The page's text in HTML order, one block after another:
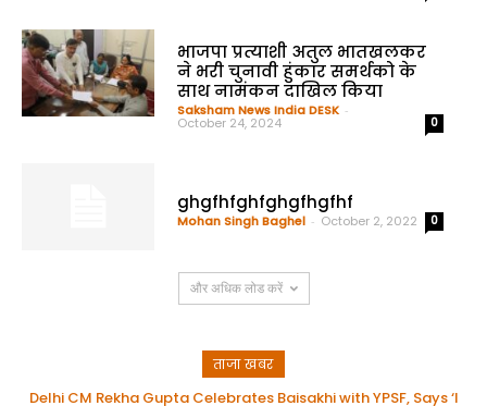
भाजपा प्रत्याशी अतुल भातखलकर
ने भरी चुनावी हुंकार समर्थको के
साथ नामंकन दाखिल किया
Saksham News India DESK -
October 24, 2024 0
ghgfhfghfghgfhgfhf
Mohan Singh Baghel - October 2, 2022 0
और अधिक लोड करें